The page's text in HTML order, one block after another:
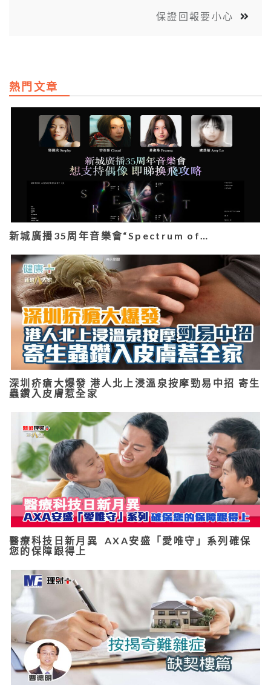
保證回報要小心
熱門文章
新城廣播35周年音樂會“Spectrum of…
深圳疥瘡大爆發 港人北上浸溫泉按摩勁易中招 寄生
蟲鑽入皮膚惹全家
醫療科技日新月異 AXA安盛「愛唯守」系列確保
您的保障跟得上